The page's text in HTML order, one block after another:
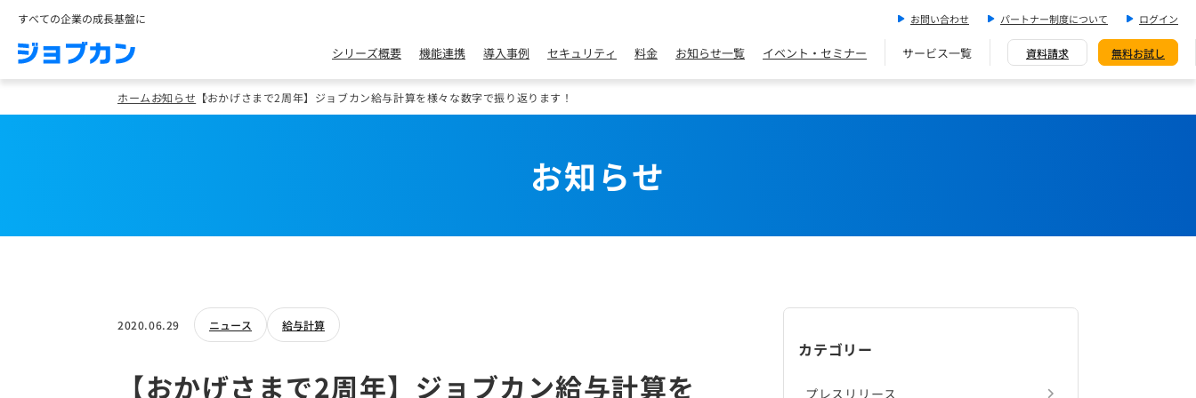
すべての企業の成長基盤に お問い合わせ パートナー制度について ログイン
シリーズ概要 機能連携 導入事例 セキュリティ 料金 お知らせ一覧 イベント・セミナー サービス一覧 資料請求 無料お試し
ホームお知らせ 【おかげさまで2周年】ジョブカン給与計算を様々な数字で振り返ります！
お知らせ
2020.06.29 ニュース 給与計算
【おかげさまで2周年】ジョブカン給与計算を
カテゴリー
プレスリリース